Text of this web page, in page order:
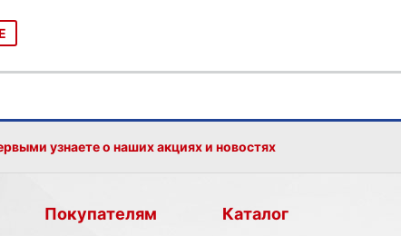
узнаете о наших акциях и новостях
Покупателям Каталог